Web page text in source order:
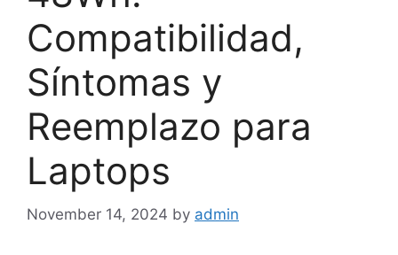
Compatibilidad,
Síntomas y
Reemplazo para
Laptops
November 14, 2024 by admin